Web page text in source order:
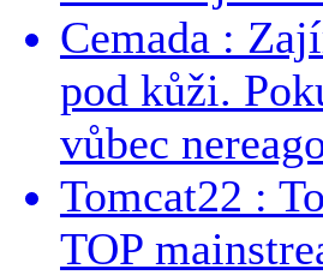
Cemada :
pod kůži.
vůbec
Tomcat22 :
TOP